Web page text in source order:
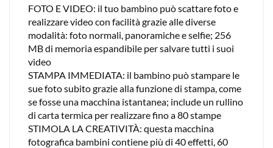
FOTO E VIDEO: il tuo bambino può scattare foto e
realizzare video con facilità grazie alle diverse
modalità: foto normali, panoramiche e selfie; 256
MB di memoria espandibile per salvare tutti i suoi
video
STAMPA IMMEDIATA: il bambino può stampare le
sue foto subito grazie alla funzione di stampa, come
se fosse una macchina istantanea; include un rullino
di carta termica per realizzare fino a 80 stampe
STIMOLA LA CREATIVITÀ: questa macchina
fotografica bambini contiene più di 40 effetti, 60